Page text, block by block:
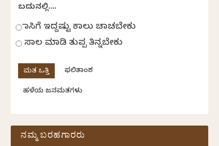
ಬದುಕಿನಲ್ಲಿ....
ಹಾಸಿಗೆ ಇದ್ದಷ್ಟು ಕಾಲು ಚಾಚಬೇಕು
ಸಾಲ ಮಾಡಿ ತುಪ್ಪ ತಿನ್ನಬೇಕು
ಫಲಿತಾಂಶ
ಹಳೆಯ ಜನಮತಗಳು
ನಮ್ಮ ಬರಹಗಾರರು